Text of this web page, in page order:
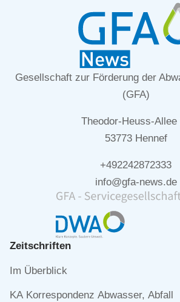
Gesellschaft zur Förderung der
(GFA)
Theodor-Heuss-Allee
53773 Hennef
+492242872333
info@gfa-news.de
Zeitschriften
Navigation
Im Überblick
KA Korrespondenz Abwasser, Abfall